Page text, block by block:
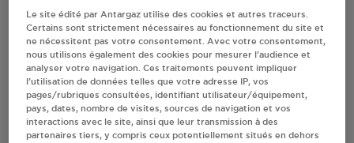
2 revendeur(s) Antargaz
à WOERTH
Villes
Le site édité par Antargaz utilise des cookies et autres traceurs.
Certains sont strictement nécessaires au fonctionnement du site et
ne nécessitent pas votre consentement. Avec votre consentement,
nous utilisons également des cookies pour mesurer l’audience et
analyser votre navigation. Ces traitements peuvent impliquer
l’utilisation de données telles que votre adresse IP, vos
pages/rubriques consultées, identifiant utilisateur/équipement,
pays, dates, nombre de visites, sources de navigation et vos
interactions avec le site, ainsi que leur transmission à des
partenaires tiers, y compris ceux potentiellement situés en dehors